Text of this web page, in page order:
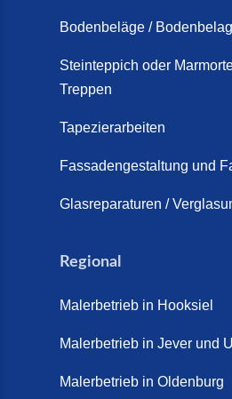
Bodenbeläge /
Steinteppich oder
Treppen
Tapezierarbeiten
Fassadengestaltung und
Glasreparaturen /
Regional
Malerbetrieb in Hooksiel
Malerbetrieb in Jever und
Malerbetrieb in Oldenburg